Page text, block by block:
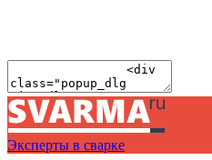
Эксперты в сварке